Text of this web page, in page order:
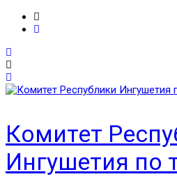
Комитет
Ингушетия по